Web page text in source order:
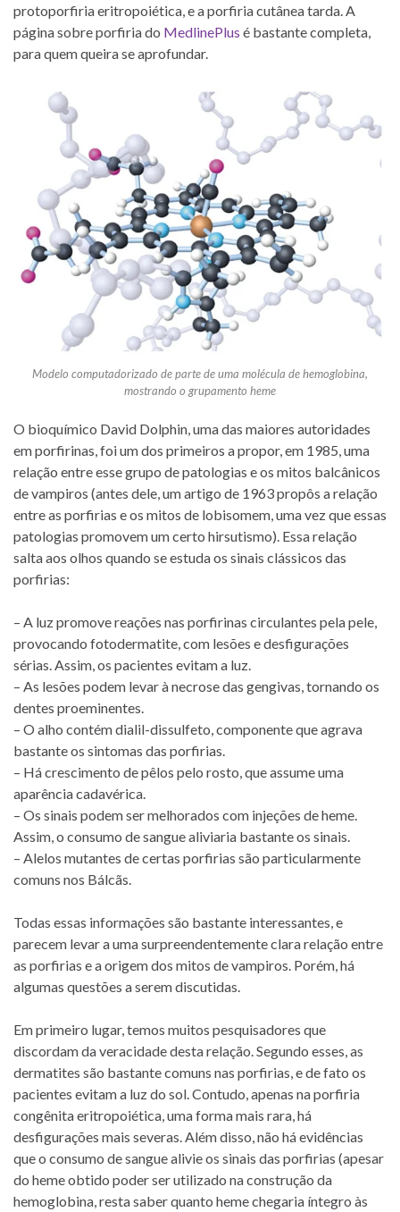
protoporfiria eritropoiética, e a porfiria cutânea tarda. A
página sobre porfiria do MedlinePlus é bastante completa,
para quem queira se aprofundar.
Modelo computadorizado de parte de uma molécula de hemoglobina,
mostrando o grupamento heme
O bioquímico David Dolphin, uma das maiores autoridades
em porfirinas, foi um dos primeiros a propor, em 1985, uma
relação entre esse grupo de patologias e os mitos balcânicos
de vampiros (antes dele, um artigo de 1963 propôs a relação
entre as porfirias e os mitos de lobisomem, uma vez que essas
patologias promovem um certo hirsutismo). Essa relação
salta aos olhos quando se estuda os sinais clássicos das
porfirias:
– A luz promove reações nas porfirinas circulantes pela pele,
provocando fotodermatite, com lesões e desfigurações
sérias. Assim, os pacientes evitam a luz.
– As lesões podem levar à necrose das gengivas, tornando os
dentes proeminentes.
– O alho contém dialil-dissulfeto, componente que agrava
bastante os sintomas das porfirias.
– Há crescimento de pêlos pelo rosto, que assume uma
aparência cadavérica.
– Os sinais podem ser melhorados com injeções de heme.
Assim, o consumo de sangue aliviaria bastante os sinais.
– Alelos mutantes de certas porfirias são particularmente
comuns nos Bálcãs.
Todas essas informações são bastante interessantes, e
parecem levar a uma surpreendentemente clara relação entre
as porfirias e a origem dos mitos de vampiros. Porém, há
algumas questões a serem discutidas.
Em primeiro lugar, temos muitos pesquisadores que
discordam da veracidade desta relação. Segundo esses, as
dermatites são bastante comuns nas porfirias, e de fato os
pacientes evitam a luz do sol. Contudo, apenas na porfiria
congênita eritropoiética, uma forma mais rara, há
desfigurações mais severas. Além disso, não há evidências
que o consumo de sangue alivie os sinais das porfirias (apesar
do heme obtido poder ser utilizado na construção da
hemoglobina, resta saber quanto heme chegaria íntegro às